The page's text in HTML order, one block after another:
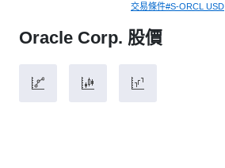
Oracle Corp. 股價
交易條件#S-ORCL USD